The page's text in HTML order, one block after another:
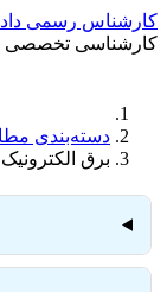
کارشناس رسمی
کارشناسی تخصصی
دسته‌بندی
برق